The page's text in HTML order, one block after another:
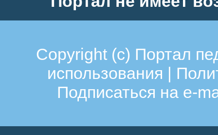
Copyright (c) Портал
использования |
Подписаться на e-